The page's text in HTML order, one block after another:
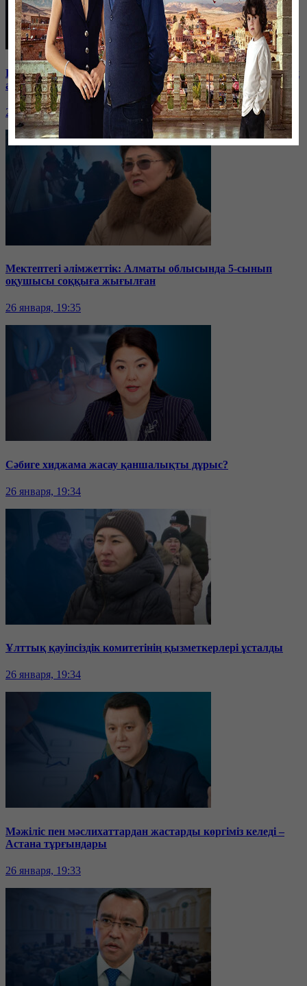
Баспанасын ала алмай жүрген бір топ шымкенттік әкімдік
алдына түнеуге келді
26 января, 19:35
Мектептегі әлімжеттік: Алматы облысында 5-сынып
оқушысы соққыға жығылған
26 января, 19:35
Сәбиге хиджама жасау қаншалықты дұрыс?
26 января, 19:34
Ұлттық қауіпсіздік комитетінің қызметкерлері ұсталды
26 января, 19:34
Мәжіліс пен мәслихаттардан жастарды көргіміз келеді –
Астана тұрғындары
26 января, 19:33